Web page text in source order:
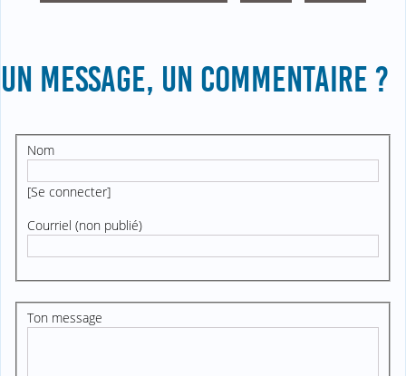
UN MESSAGE, UN COMMENTAIRE ?
Nom
[Se connecter]
Courriel (non publié)
Ton message